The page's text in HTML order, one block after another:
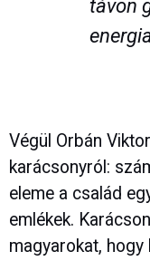
távon
Végül Orbán
karácsonyról:
eleme a család
emlékek.
magyarokat,